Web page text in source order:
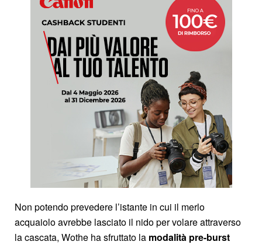
Non potendo prevedere l’istante in cui il merlo
acquaiolo avrebbe lasciato il nido per volare attraverso
la cascata, Wothe ha sfruttato la modalità pre-burst